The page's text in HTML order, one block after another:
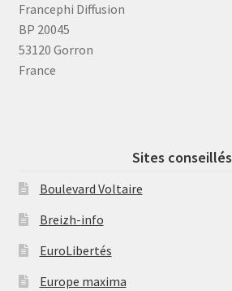
Francephi Diffusion
BP 20045
53120 Gorron
France
Sites conseillés
Boulevard Voltaire
Breizh-info
EuroLibertés
Europe maxima